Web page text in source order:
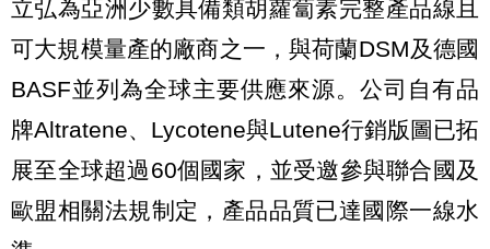
立弘為亞洲少數具備類胡蘿蔔素完整產品線且
可大規模量產的廠商之一，與荷蘭DSM及德國
BASF並列為全球主要供應來源。公司自有品
牌Altratene、Lycotene與Lutene行銷版圖已拓
展至全球超過60個國家，並受邀參與聯合國及
歐盟相關法規制定，產品品質已達國際一線水